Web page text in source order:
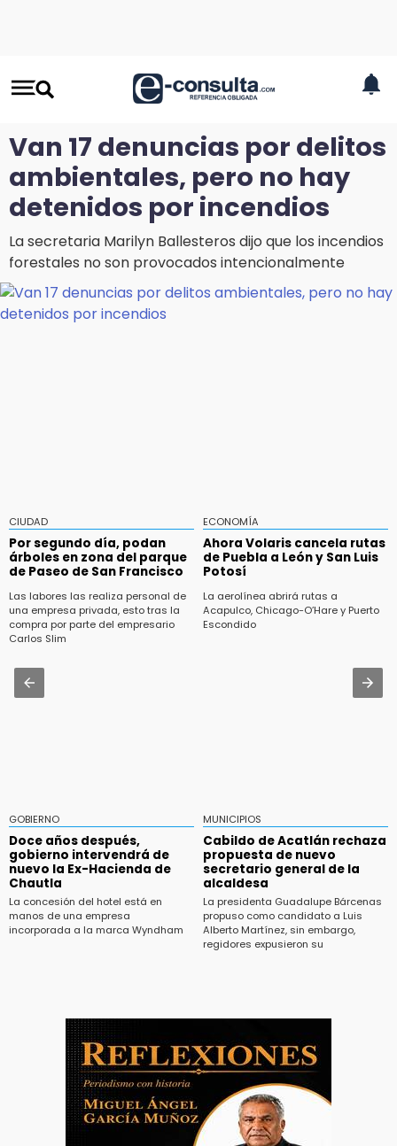
Van 17 denuncias por delitos
ambientales, pero no hay
detenidos por incendios
La secretaria Marilyn Ballesteros dijo que los incendios
forestales no son provocados intencionalmente
CIUDAD
Por segundo día, podan
árboles en zona del parque
de Paseo de San Francisco
Las labores las realiza personal de
una empresa privada, esto tras la
compra por parte del empresario
Carlos Slim
ECONOMÍA
Ahora Volaris cancela rutas
de Puebla a León y San Luis
Potosí
La aerolínea abrirá rutas a
Acapulco, Chicago-O’Hare y Puerto
Escondido
GOBIERNO
Doce años después,
gobierno intervendrá de
nuevo la Ex-Hacienda de
Chautla
La concesión del hotel está en
manos de una empresa
incorporada a la marca Wyndham
MUNICIPIOS
Cabildo de Acatlán rechaza
propuesta de nuevo
secretario general de la
alcaldesa
La presidenta Guadalupe Bárcenas
propuso como candidato a Luis
Alberto Martínez, sin embargo,
regidores expusieron su